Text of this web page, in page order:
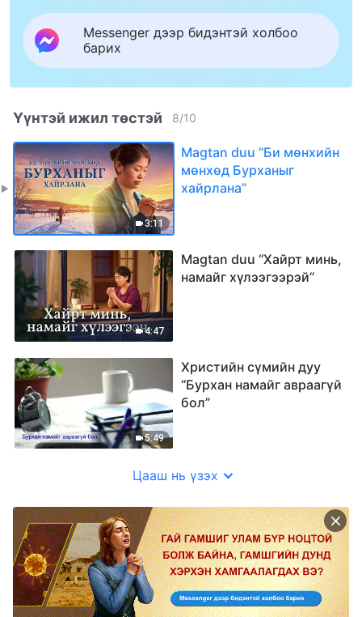
Messenger дээр бидэнтэй холбоо
барих
Үүнтэй ижил төстэй 8/10
3:11
Magtan duu “Би мөнхийн
мөнхөд Бурханыг
хайрлана”
4:47
Magtan duu “Хайрт минь,
намайг хүлээгээрэй”
5:49
Христийн сүмийн дуу
“Бурхан намайг авраагүй
бол”
Цааш нь үзэх